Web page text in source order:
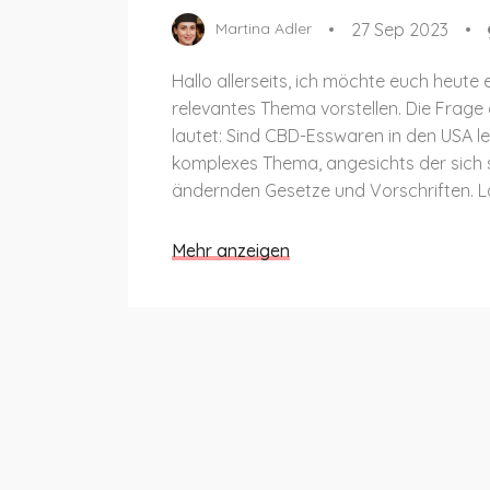
Martina Adler 27 Sep 2023
Hallo allerseits, ich möchte euch heute
relevantes Thema vorstellen. Die Frage
lautet: Sind CBD-Esswaren in den USA
komplexes Thema, angesichts der sich
ändernden Gesetze und Vorschriften.
um Licht ins Dunkel dieser Frage zu
Mehr anzeigen